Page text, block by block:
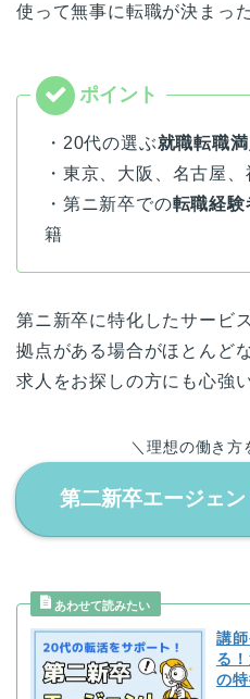
使って無事に転職が決まっ
・20代の選ぶ就職転職
・東京、大阪、名古屋
・第ニ新卒での転職経験
籍
第ニ新卒に特化したサービ
拠点がある場合がほとんど
求人をお探しの方にも心強
＼理想の働き方
第二新卒エージェ
講
る
の